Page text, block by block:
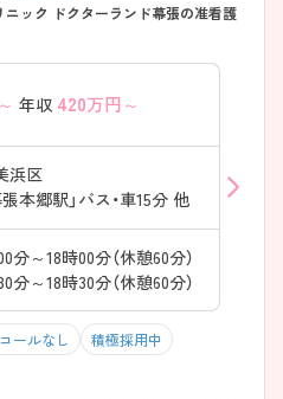
ック ドクターランド幕張の准看護
年収 420万円～
浜区
本郷駅」バス・車15分 他
分～18時00分（休憩60分）
分～18時30分（休憩60分）
ールなし 積極採用中